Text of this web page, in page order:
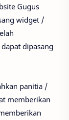
Gugus
widget /
dipasang
panitia /
memberikan